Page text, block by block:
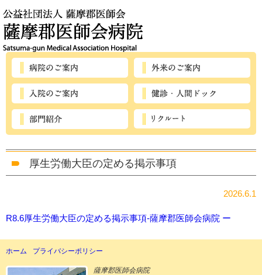
厚生労働大臣の定める掲示事項
2026.6.1
R8.6厚生労働大臣の定める掲示事項-薩摩郡医師会病院 ー
ホーム プライバシーポリシー
薩摩郡医師会病院